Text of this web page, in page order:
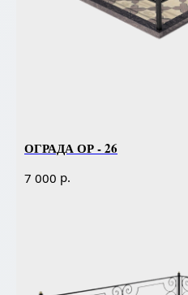
ОГРАДА ОР - 26
7 000 р.